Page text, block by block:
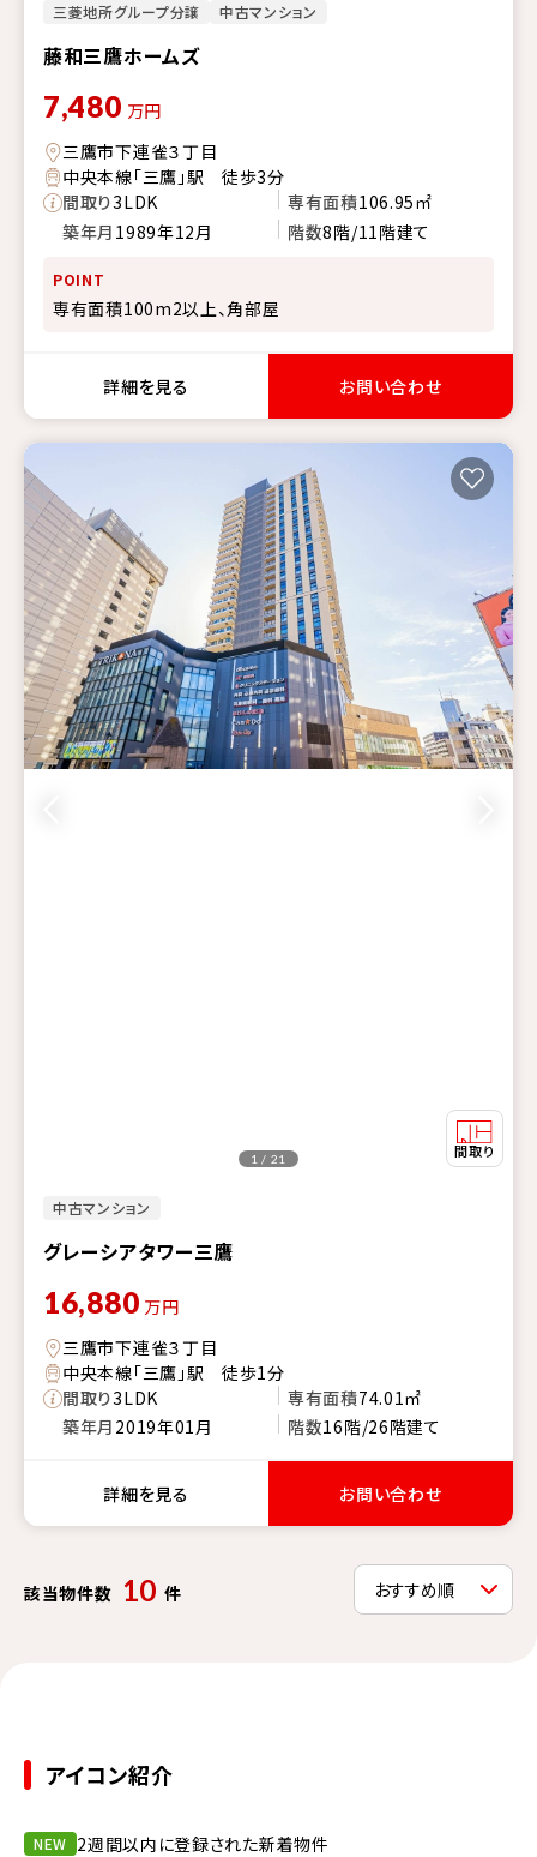
三菱地所グループ分譲 中古マンション
藤和三鷹ホームズ
7,480 万円
三鷹市下連雀３丁目
中央本線「三鷹」駅 徒歩3分
間取り3LDK 専有面積106.95㎡
築年月 1989年12月 階数8階/11階建て
POINT
専有面積100m2以上、角部屋
詳細を見る お問い合わせ
中古マンション
グレーシアタワー三鷹
1 / 21
16,880 万円
三鷹市下連雀３丁目
中央本線「三鷹」駅 徒歩1分
間取り3LDK 専有面積74.01㎡
築年月 2019年01月 階数16階/26階建て
詳細を見る お問い合わせ
該当物件数 10 件
アイコン紹介
NEW 2週間以内に登録された新着物件